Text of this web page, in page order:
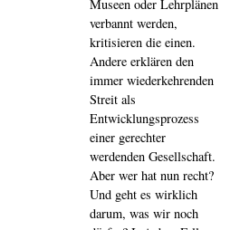
Museen oder Lehrplänen
verbannt werden,
kritisieren die einen.
Andere erklären den
immer wiederkehrenden
Streit als
Entwicklungsprozess
einer gerechter
werdenden Gesellschaft.
Aber wer hat nun recht?
Und geht es wirklich
darum, was wir noch
bestimmte Meinungen
und Gedanken für nicht
mehr diskussionswürdig
zu halten, und wann
kippt die gute Absicht in
ihr selbstgerechtes
Gegenteil, in
Borniertheit oder gar
Ignoranz? Wo bleibt
zwischen Wokeness und
Cancel-Culture der
Raum vielleicht für eine